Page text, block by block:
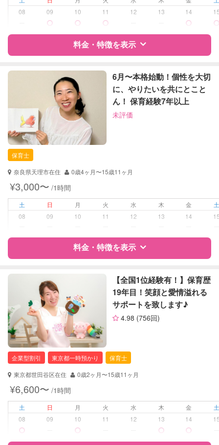
お泊まり保育
子育て経験
病児、病後児、ともに可能
定期予約 お引き受けしていません
お子様の撮影
（定期特典）
対応不可
08
09 10 11 12 13 14
料金・特徴を表示
特徴 料金 レビュー
サポートの特徴
資格
企業型割引対象(旧内閣府補助対象)
自治体届出済ベビーシッター
保育士
対応可能/特徴
送迎サポート
お泊まり保育
子育て経験
病児対応 病児、病後児、ともに不可
障がい児対応 対応可否は個別に相談
レッスン
絵・工作レッスン
定期予約
お子様の撮影
（定期特典）
対応可能
6月〜本格始動！個性を大切
に、やりたいを共にとこと
ん！ 保育経験7年以上
未評価
保育士
奈良県天理市在住
0歳4ヶ月〜15歳11ヶ月
¥3,000〜 /1時間
土 日 月 火 水 木 金
08
09 10 11 12 13 14
料金・特徴を表示
特徴 料金
サポートの特徴
資格
自治体届出済ベビーシッター
保育士
幼稚園教諭
対応可能/特徴
送迎サポート
病児対応 病児、病後児、ともに不可
障がい児対応 対応可否は個別に相談
【全国1位経験有！】保育歴
19年目！笑顔と愛情溢れる
サポートを致します♪
4.98 (756回)
企業型割引 東京都一時預かり
保育士
東京都世田谷区在住
0歳2ヶ月〜15歳11ヶ月
¥6,600〜 /1時間
土 日 月 火 水 木 金
08
09 10 11 12 13 14